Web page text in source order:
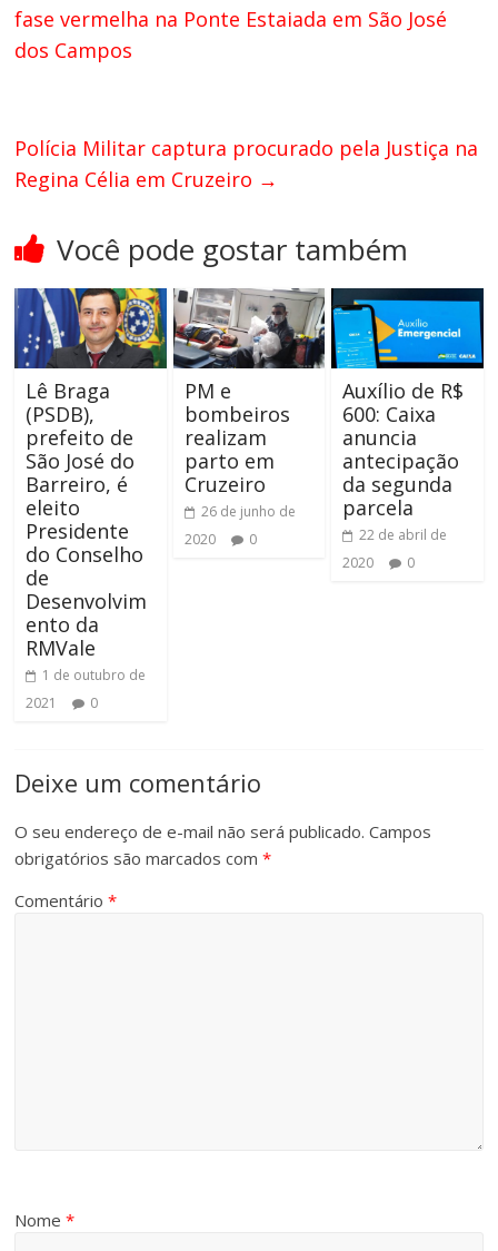
fase vermelha na Ponte Estaiada em São José
dos Campos
Polícia Militar captura procurado pela Justiça na
Regina Célia em Cruzeiro →
Você pode gostar também
Lê Braga
(PSDB),
prefeito de
São José do
Barreiro, é
eleito
Presidente
do Conselho
de
Desenvolvim
ento da
RMVale
1 de outubro de
2021
0
PM e
bombeiros
realizam
parto em
Cruzeiro
26 de junho de
2020
0
Auxílio de R$
600: Caixa
anuncia
antecipação
da segunda
parcela
22 de abril de
2020
0
Deixe um comentário
O seu endereço de e-mail não será publicado. Campos
obrigatórios são marcados com*
Comentário*
Nome*